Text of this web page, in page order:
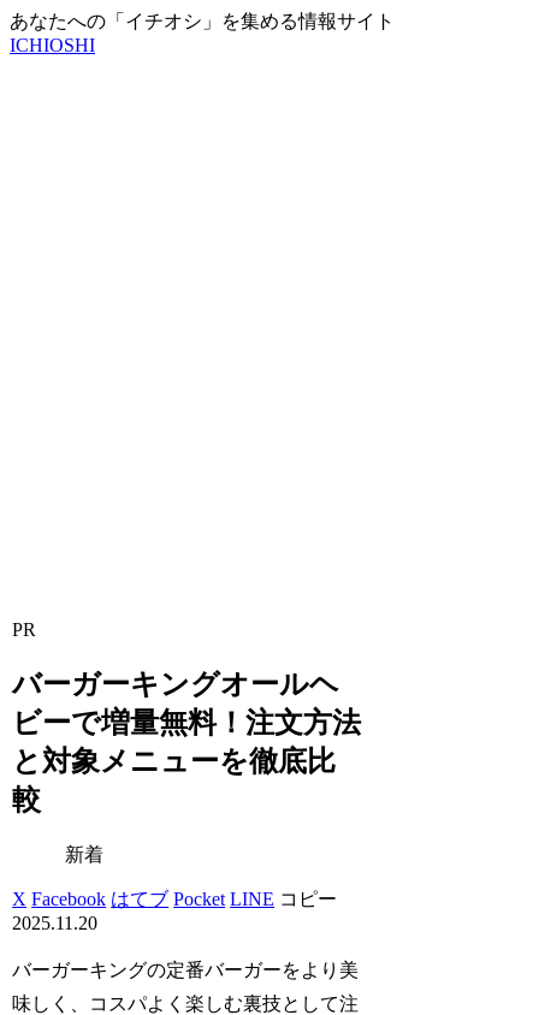
あなたへの「イチオシ」を集める情報サイト
ICHIOSHI
PR
バーガーキングオールヘ
ビーで増量無料！注文方法
と対象メニューを徹底比
較
新着
X Facebook はてブ Pocket LINE コピー
2025.11.20
バーガーキングの定番バーガーをより美
味しく、コスパよく楽しむ裏技として注